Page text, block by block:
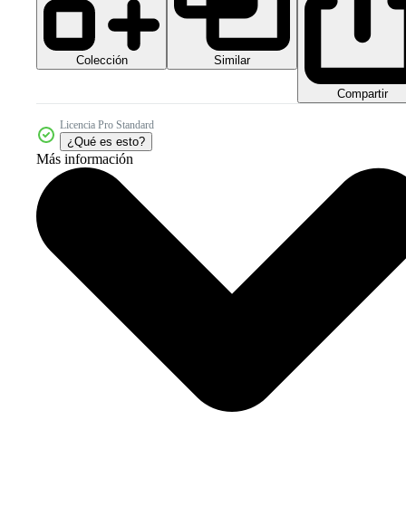
Colección Similar
Compartir
Licencia Pro Standard
¿Qué es esto?
Más información